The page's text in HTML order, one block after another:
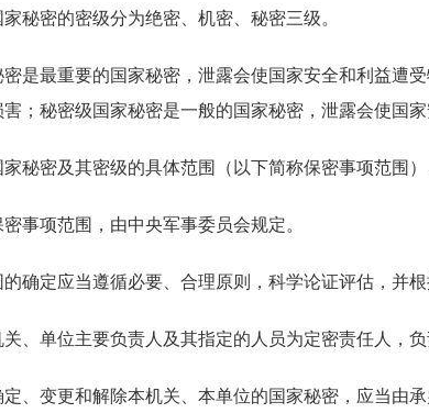
秘密的密级分为绝密、机密、秘密三级。
是最重要的国家秘密，泄露会使国家安全和利益遭
；秘密级国家秘密是一般的国家秘密，泄露会使国家
秘密及其密级的具体范围（以下简称保密事项范围
事项范围，由中央军事委员会规定。
确定应当遵循必要、合理原则，科学论证评估，并
、单位主要负责人及其指定的人员为定密责任人，
、变更和解除本机关、本单位的国家秘密，应当由